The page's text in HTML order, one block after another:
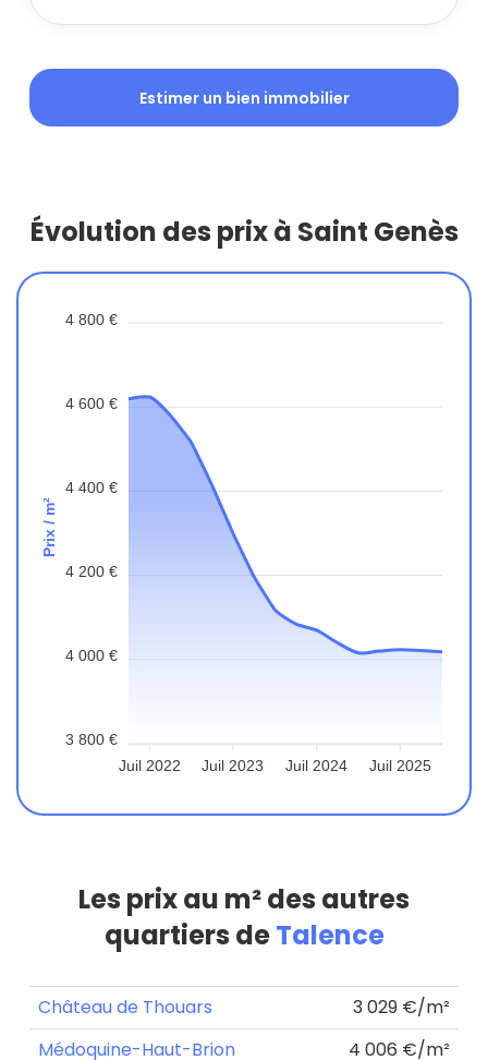
Estimer un bien immobilier
Évolution des prix à Saint Genès
4 800 €
4 600 €
4 400 €
4 200 €
4 000 €
3 800 €
Prix / m²
Juil 2022 Juil 2023 Juil 2024 Juil 2025
Les prix au m² des autres
quartiers deTalence
Château de Thouars
3 029 €/m²
Médoquine-Haut-Brion
4 006 €/m²